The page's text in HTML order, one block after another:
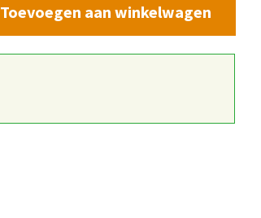
Toevoegen aan winkelwagen